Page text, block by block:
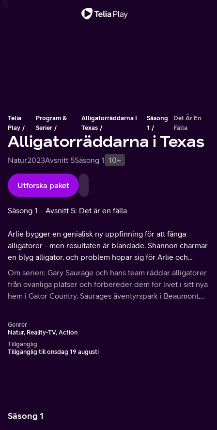
Telia
Play
Program &
Serier
Alligatorräddarna I
Texas
Säsong
1
Det Är En
Fälla
Alligatorräddarna i Texas
Natur2023Avsnitt 5Säsong 1 10+
Utforska paket
Säsong 1 Avsnitt 5: Det är en fälla
Arlie bygger en genialisk ny uppfinning för att fånga
alligatorer - men resultaten är blandade. Shannon charmar
en blyg alligator, och problem hopar sig för Arlie och
Jessica utanför parken.
Om serien: Gary Saurage och hans team räddar alligatorer
från ovanliga platser och förbereder dem för livet i sitt nya
hem i Gator Country, Saurages äventyrspark i Beaumont,
Genrer
Natur, Reality-TV, Action
Tillgänglig
Tillgänglig till onsdag 19 augusti
Säsong 1